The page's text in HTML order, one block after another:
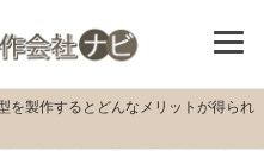
を製作するとどんなメリットが得られ